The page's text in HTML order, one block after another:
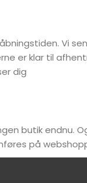
Vi
er klar til
dig
butik endnu.
på